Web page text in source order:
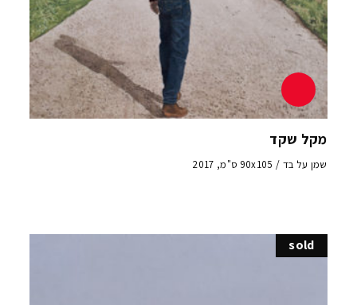
מקל שקד
שמן על בד / 90x105 ס"מ, 2017
sold